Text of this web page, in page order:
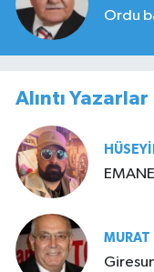
Ordu
Alıntı Yazarlar
MURAT